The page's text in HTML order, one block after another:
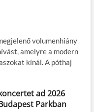
volumenhiány
amelyre a modern
kínál. A póthaj
ad 2026
Parkban